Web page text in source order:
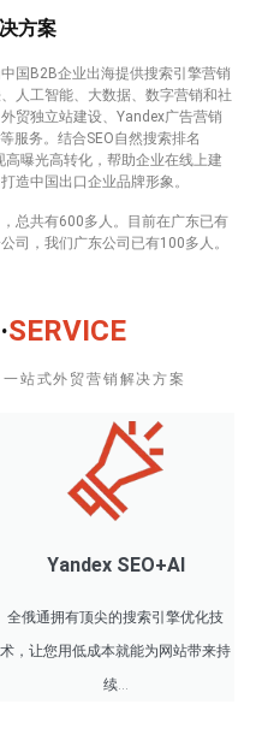
方案
国B2B企业出海提供搜索引擎营销
人工智能、大数据、数字营销和社
贸独立站建设、Yandex广告营销
服务。结合SEO自然搜索排名
曝光高转化，帮助企业在线上建
造中国出口企业品牌形象。
总共有600多人。目前在广东已有
司，我们广东公司已有100多人。
SERVICE
站式外贸营销解决方案
Yandex SEO+Al
全俄通拥有顶尖的搜索引擎优化技
术，让您用低成本就能为网站带来持
续...